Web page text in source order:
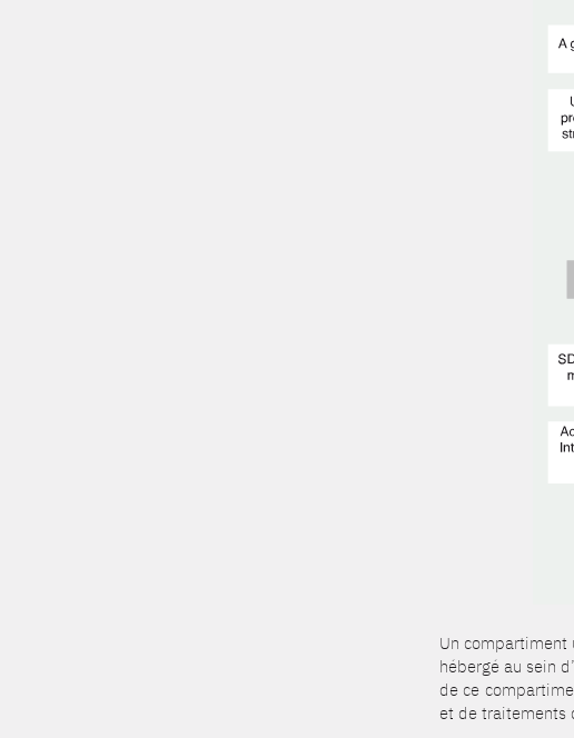
Un compartiment
hébergé au sein
de ce
et de traitements